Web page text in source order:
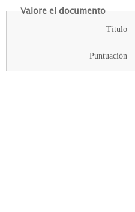
Valore el documento
Titulo
Puntuación